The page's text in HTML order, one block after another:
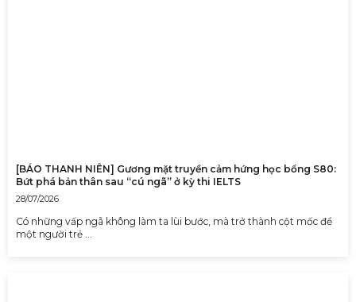
[BÁO THANH NIÊN] Gương mặt truyền cảm hứng học bổng S80:
Bứt phá bản thân sau “cú ngã” ở kỳ thi IELTS
28/07/2026
Có những vấp ngã không làm ta lùi bước, mà trở thành cột mốc để
một người trẻ …